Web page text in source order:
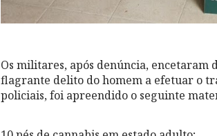
Os militares, após denúncia,
flagrante delito do homem a efetuar o
policiais, foi apreendido o seguinte